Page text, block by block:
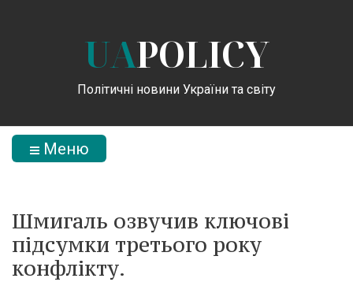
UAPOLICY
Політичні новини України та світу
Меню
Шмигаль озвучив ключові
підсумки третього року
конфлікту.